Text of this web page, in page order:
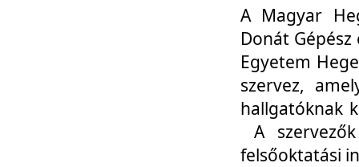
A Magyar
Donát
Egyetem
szervez,
hallgatóknak
A
felsőoktatási